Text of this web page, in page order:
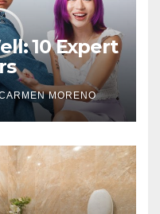
10 Expert
MORENO